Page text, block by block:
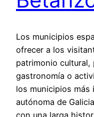
Los municipios
ofrecer a los
patrimonio cultural,
gastronomía o
los municipios más
autónoma de
con una larga